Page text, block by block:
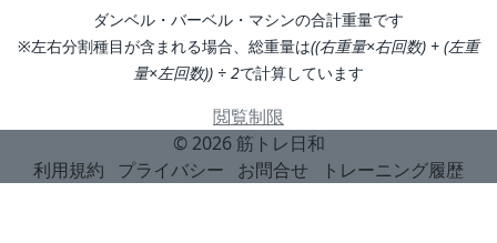
ダンベル・バーベル・マシンの合計重量です
※左右分割種目が含まれる場合、総重量は((右重量×右回数) + (左重
量×左回数)) ÷ 2で計算しています
閲覧制限
© 2026 筋トレ日和
利用規約
プライバシー お問合せ トレーニング履歴